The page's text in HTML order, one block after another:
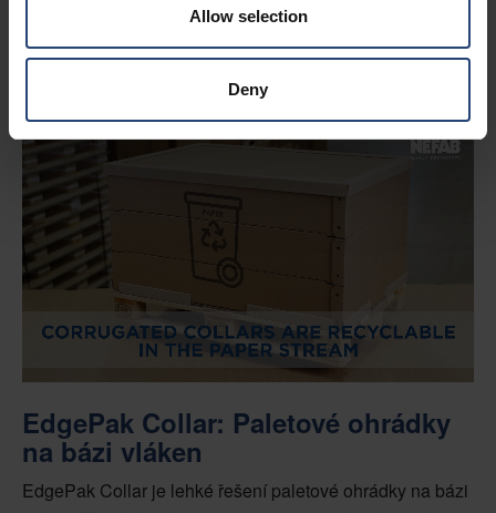
Allow selection
Deny
paletové ohrádky
EdgePak Collar: Paletové ohrádky
na bázi vláken
EdgePak Collar je lehké řešení paletové ohrádky na bázi